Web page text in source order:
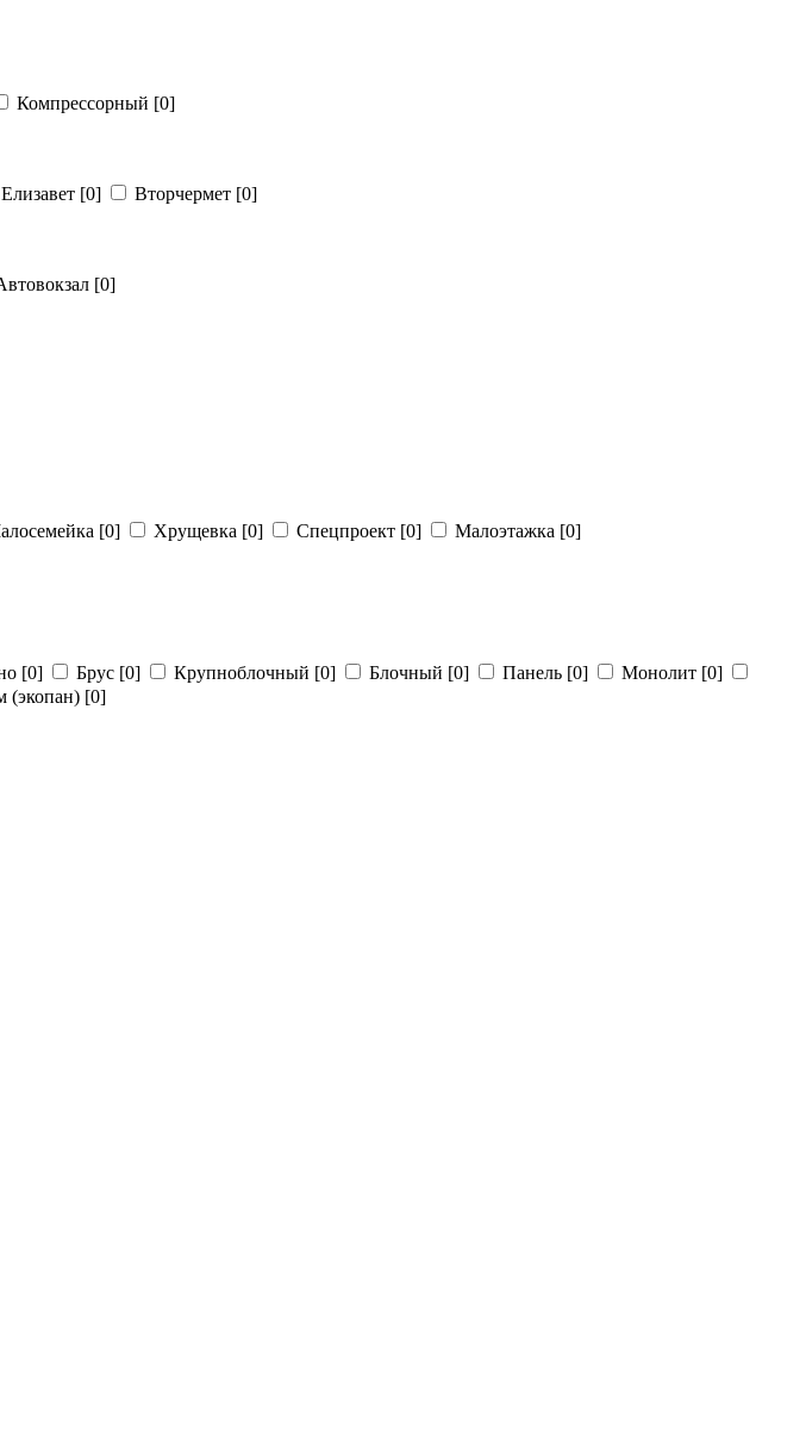
Компрессорный [0]
Елизавет [0] Вторчермет [0]
[0]
[0] Хрущевка [0] Спецпроект [0] Малоэтажка [0]
[0] Брус [0] Крупноблочный [0] Блочный [0] Панель [0] Монолит [0]
(экопан) [0]